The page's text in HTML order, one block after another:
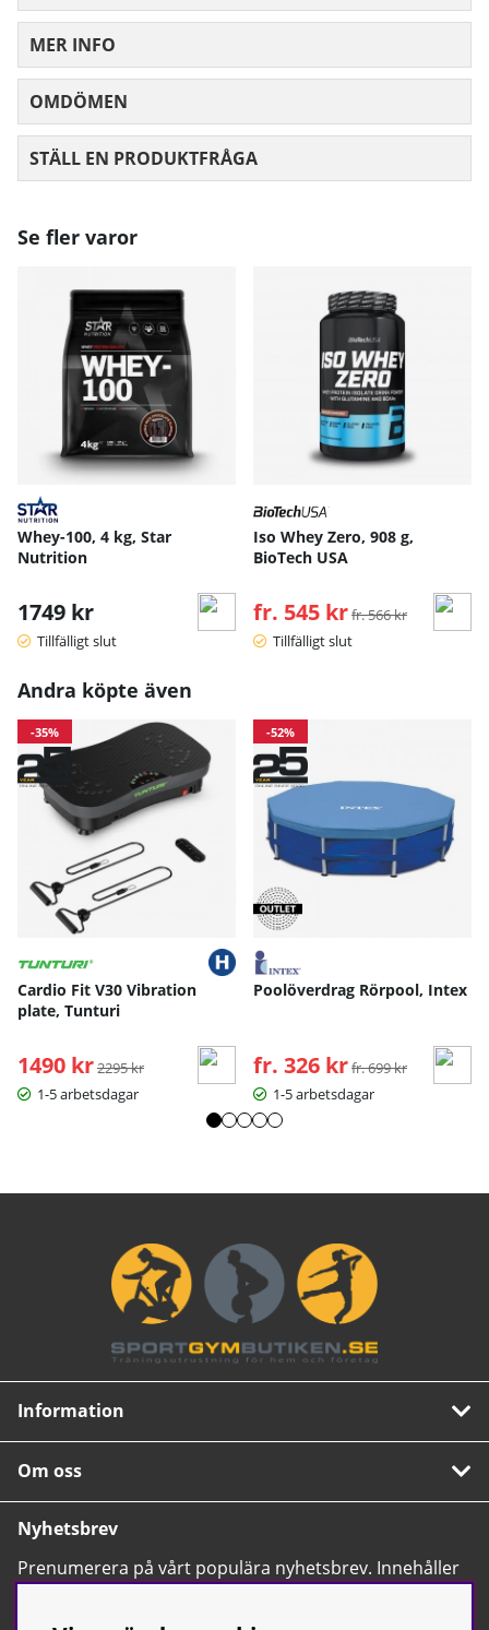
MER INFO
OMDÖMEN
STÄLL EN PRODUKTFRÅGA
Se fler varor
Whey-100, 4 kg, Star
Nutrition
1749 kr
Tillfälligt slut
Iso Whey Zero, 908 g,
BioTech USA
fr. 545 kr Ordinarie pris:
fr. 566 kr
Tillfälligt slut
Andra köpte även
-35%
Cardio Fit V30 Vibration
plate, Tunturi
1490 kr Ordinarie pris:
2295 kr
1-5 arbetsdagar
-52%
Poolöverdrag Rörpool, Intex
fr. 326 kr Ordinarie pris:
fr. 699 kr
1-5 arbetsdagar
Information
Om oss
Nyhetsbrev
Prenumerera på vårt populära nyhetsbrev. Innehåller
tips, nyheter och våra allra bästa erbjudanden.